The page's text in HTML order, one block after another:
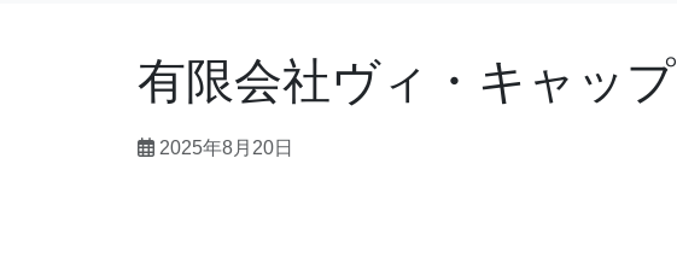
有限会社ヴィ・キャップ
2025年8月20日